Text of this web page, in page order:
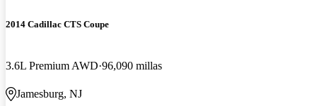
2014 Cadillac CTS Coupe
3.6L Premium AWD 96,090 millas
Jamesburg, NJ